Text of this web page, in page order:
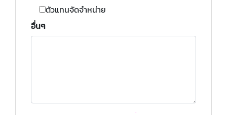
ตัวแทนจัดจำหน่าย
อื่นๆ